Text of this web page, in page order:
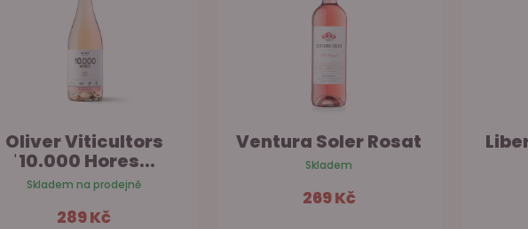
Oliver Viticultors
ˈ10.000 Hores...
Skladem na prodejně
289 Kč
Ventura Soler Rosat
Skladem
269 Kč